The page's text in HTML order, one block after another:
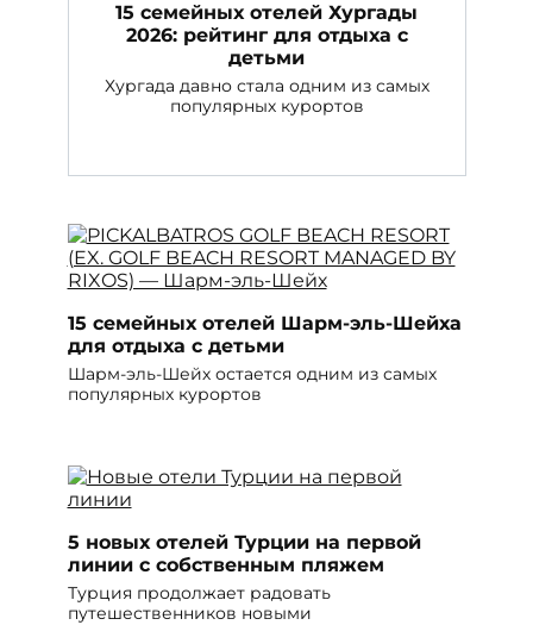
15 семейных отелей Хургады
2026: рейтинг для отдыха с
детьми
Хургада давно стала одним из самых
популярных курортов
15 семейных отелей Шарм-эль-Шейха
для отдыха с детьми
Шарм-эль-Шейх остается одним из самых
популярных курортов
5 новых отелей Турции на первой
линии с собственным пляжем
Турция продолжает радовать
путешественников новыми